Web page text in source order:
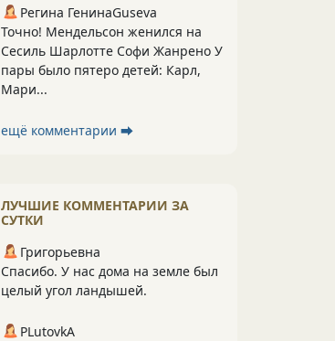
Регина ГенинаGuseva
Точно! Мендельсон женился на
Сесиль Шарлотте Софи Жанрено У
пары было пятеро детей: Карл,
Мари...
ещё комментарии ⮕
ЛУЧШИЕ КОММЕНТАРИИ ЗА
СУТКИ
Григорьевна
Спасибо. У нас дома на земле был
целый угол ландышей.
PLutоvkА